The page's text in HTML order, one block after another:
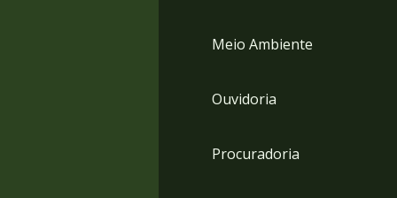
Meio Ambiente
Ouvidoria
Procuradoria